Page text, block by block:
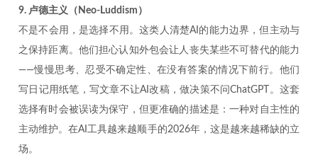
9. 卢德主义（Neo-Luddism）
不是不会用，是选择不用。这类人清楚AI的能力边界，但主动与
之保持距离。他们担心认知外包会让人丧失某些不可替代的能力
——慢慢思考、忍受不确定性、在没有答案的情况下前行。他们
写日记用纸笔，写文章不让AI改稿，做决策不问ChatGPT。这套
选择有时会被误读为保守，但更准确的描述是：一种对自主性的
主动维护。在AI工具越来越顺手的2026年，这是越来越稀缺的立
场。